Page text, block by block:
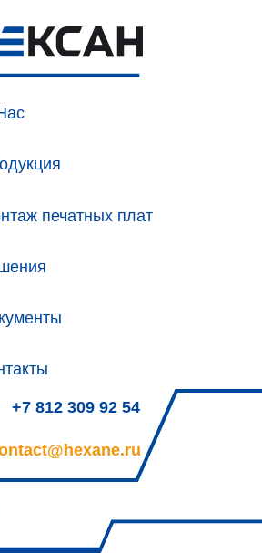
печатных плат
+7 812 309 92 54